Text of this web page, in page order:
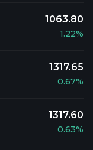
1063.80
1.22%
1317.65
0.67%
1317.60
0.63%